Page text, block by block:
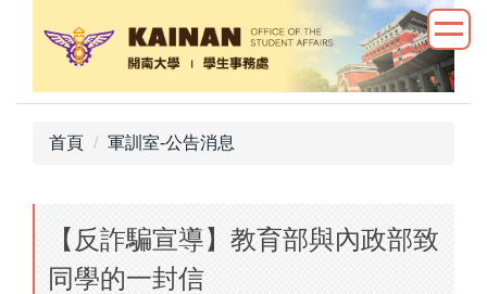
首頁 軍訓室-公告消息
【反詐騙宣導】教育部與內政部致
同學的一封信